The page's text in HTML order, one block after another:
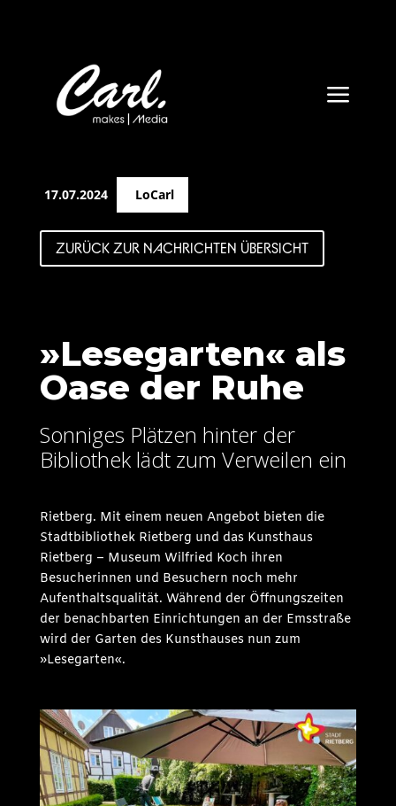
a
17.07.2024 LoCarl
ZURÜCK ZUR NACHRICHTEN ÜBERSICHT
»Lesegarten« als
Oase der Ruhe
Sonniges Plätzen hinter der
Bibliothek lädt zum Verweilen ein
Rietberg. Mit einem neuen Angebot bieten die
Stadtbibliothek Rietberg und das Kunsthaus
Rietberg – Museum Wilfried Koch ihren
Besucherinnen und Besuchern noch mehr
Aufenthaltsqualität. Während der Öffnungszeiten
der benachbarten Einrichtungen an der Emsstraße
wird der Garten des Kunsthauses nun zum
»Lesegarten«.